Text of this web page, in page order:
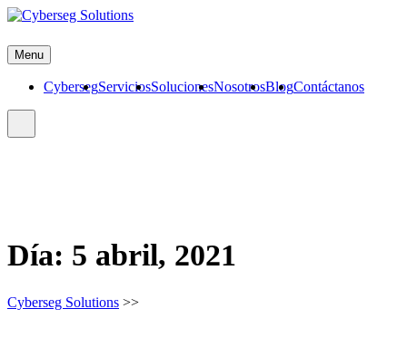
Skip
content
Menu
CybersegServiciosSolucionesNosotrosBlogContáctanos
Día: 5 abril, 2021
Cyberseg Solutions >>